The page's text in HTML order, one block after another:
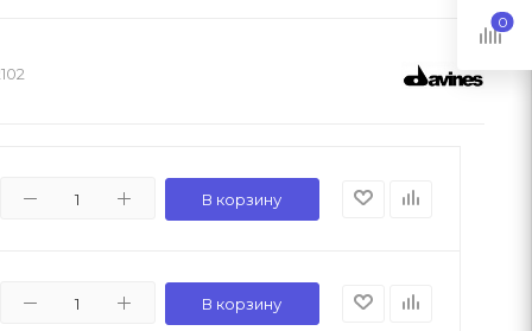
В корзину
В корзину
0